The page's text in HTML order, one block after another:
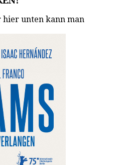
hier unten kann man